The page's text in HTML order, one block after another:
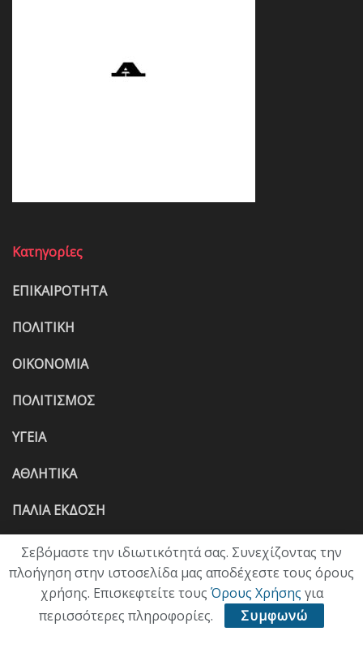
Κατηγορίες
ΕΠΙΚΑΙΡΟΤΗΤΑ
ΠΟΛΙΤΙΚΗ
ΟΙΚΟΝΟΜΙΑ
ΠΟΛΙΤΙΣΜΟΣ
ΥΓΕΙΑ
ΑΘΛΗΤΙΚΑ
ΠΑΛΙΑ ΕΚΔΟΣΗ
Σεβόμαστε την ιδιωτικότητά σας. Συνεχίζοντας την
πλοήγηση στην ιστοσελίδα μας αποδέχεστε τους όρους
χρήσης. Επισκεφτείτε τους Όρους Χρήσης για
περισσότερες πληροφορίες.
Συμφωνώ